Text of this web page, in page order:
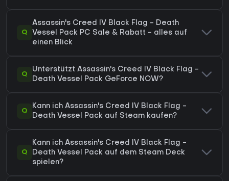
Q
Assassin's Creed IV Black Flag - Death
Vessel Pack PC Sale & Rabatt - alles auf
einen Blick
Q
Unterstützt Assassin's Creed IV Black Flag -
Death Vessel Pack GeForce NOW?
Q
Kann ich Assassin's Creed IV Black Flag -
Death Vessel Pack auf Steam kaufen?
Q
Kann ich Assassin's Creed IV Black Flag -
Death Vessel Pack auf dem Steam Deck
spielen?